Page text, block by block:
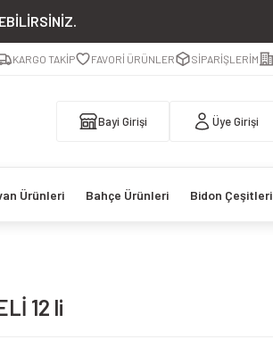
KARGO TAKİP FAVORİ ÜRÜNLER SİPARİŞLERİM
Bayi Girişi Üye Girişi
Ürünleri Bahçe Ürünleri Bidon Çeşitleri
12 li